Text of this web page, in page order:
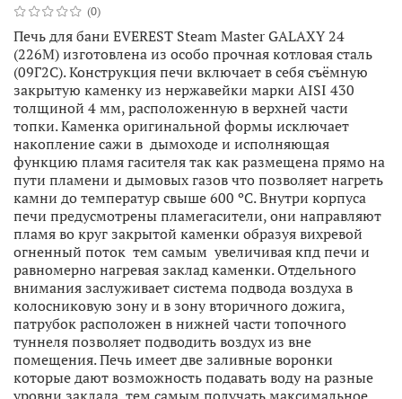
(0)
Печь для бани EVEREST Steam Master GALAXY 24
(226М) изготовлена из особо прочная котловая сталь
(09Г2С). Конструкция печи включает в себя съёмную
закрытую каменку из нержавейки марки AISI 430
толщиной 4 мм, расположенную в верхней части
топки. Каменка оригинальной формы исключает
накопление сажи в дымоходе и исполняющая
функцию пламя гасителя так как размещена прямо на
пути пламени и дымовых газов что позволяет нагреть
камни до температур свыше 600 ºС. Внутри корпуса
печи предусмотрены пламегасители, они направляют
пламя во круг закрытой каменки образуя вихревой
огненный поток тем самым увеличивая кпд печи и
равномерно нагревая заклад каменки. Отдельного
внимания заслуживает система подвода воздуха в
колосниковую зону и в зону вторичного дожига,
патрубок расположен в нижней части топочного
туннеля позволяет подводить воздух из вне
помещения. Печь имеет две заливные воронки
которые дают возможность подавать воду на разные